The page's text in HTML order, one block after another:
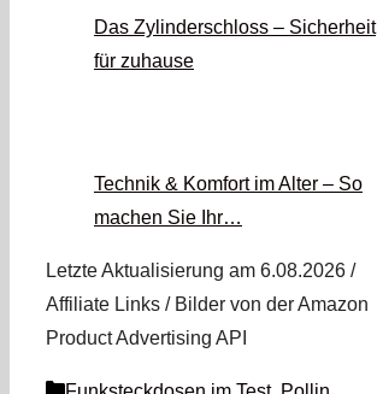
Das Zylinderschloss – Sicherheit
für zuhause
Technik & Komfort im Alter – So
machen Sie Ihr…
Letzte Aktualisierung am 6.08.2026 /
Affiliate Links / Bilder von der Amazon
Product Advertising API
Kategorien